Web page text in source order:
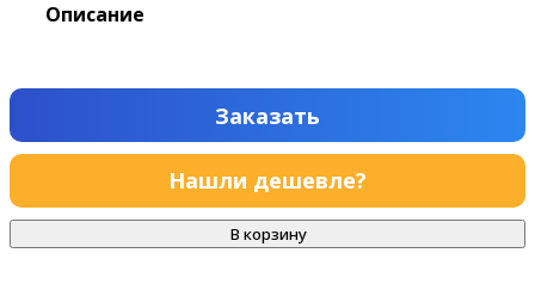
Описание
Заказать
Нашли дешевле?
В корзину